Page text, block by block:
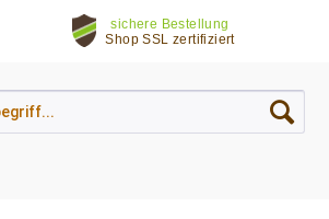
sichere Bestellung
Shop SSL zertifiziert